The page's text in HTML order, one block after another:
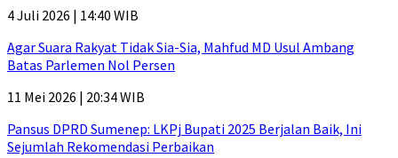
4 Juli 2026 | 14:40 WIB
Agar Suara Rakyat Tidak Sia-Sia, Mahfud MD Usul Ambang
Batas Parlemen Nol Persen
11 Mei 2026 | 20:34 WIB
Pansus DPRD Sumenep: LKPj Bupati 2025 Berjalan Baik, Ini
Sejumlah Rekomendasi Perbaikan